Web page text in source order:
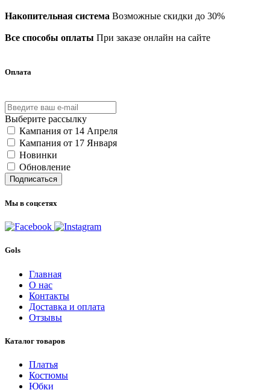
Накопительная система Возможные скидки до 30%
Все способы оплаты При заказе онлайн на сайте
Оплата
Выберите рассылку
Кампания от 14 Апреля
Кампания от 17 Января
Новинки
Обновление
Подписаться
Мы в соцсетях
Gols
Главная
О нас
Контакты
Доставка и оплата
Отзывы
Каталог товаров
Платья
Костюмы
Юбки